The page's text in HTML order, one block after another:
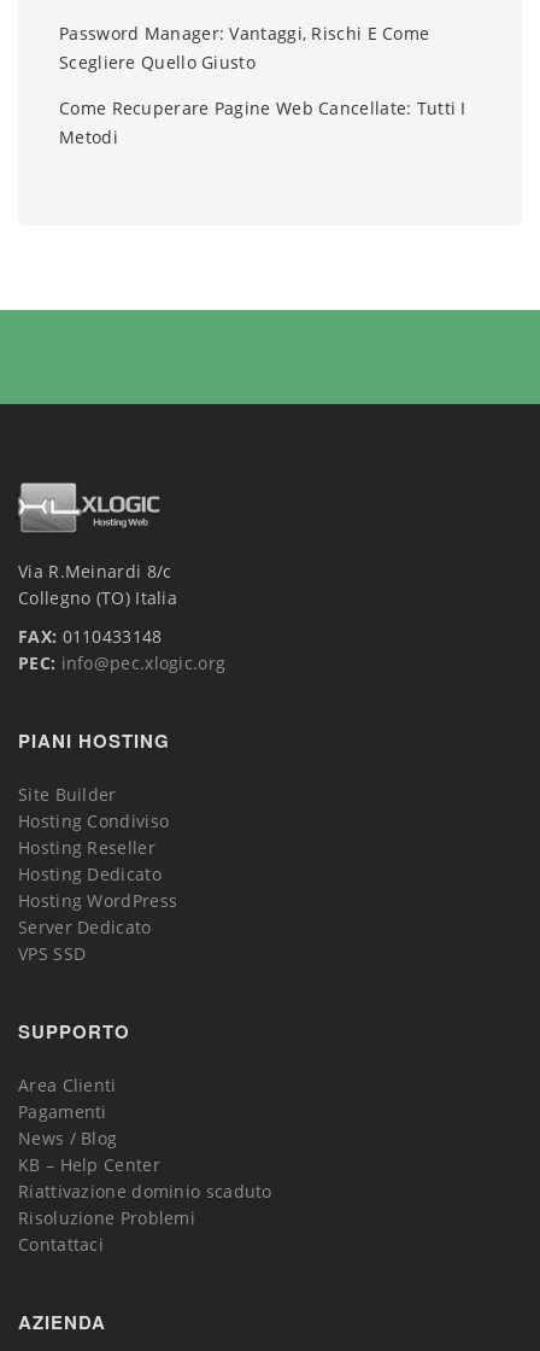
Password Manager: Vantaggi, Rischi E Come
Scegliere Quello Giusto
Come Recuperare Pagine Web Cancellate: Tutti I
Metodi
Via R.Meinardi 8/c
Collegno (TO) Italia
FAX: 0110433148
PEC: info@pec.xlogic.org
PIANI HOSTING
Site Builder
Hosting Condiviso
Hosting Reseller
Hosting Dedicato
Hosting WordPress
Server Dedicato
VPS SSD
SUPPORTO
Area Clienti
Pagamenti
News / Blog
KB – Help Center
Riattivazione dominio scaduto
Risoluzione Problemi
Contattaci
AZIENDA